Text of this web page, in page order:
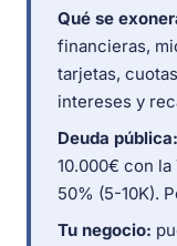
Qué se
financieras,
tarjetas,
intereses y
Deuda pública:
10.000€ con la
50% (5-10K).
Tu negocio: